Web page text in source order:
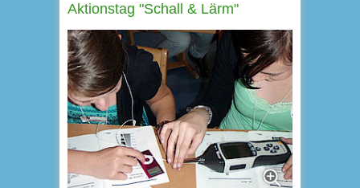
Aktionstag "Schall & Lärm"